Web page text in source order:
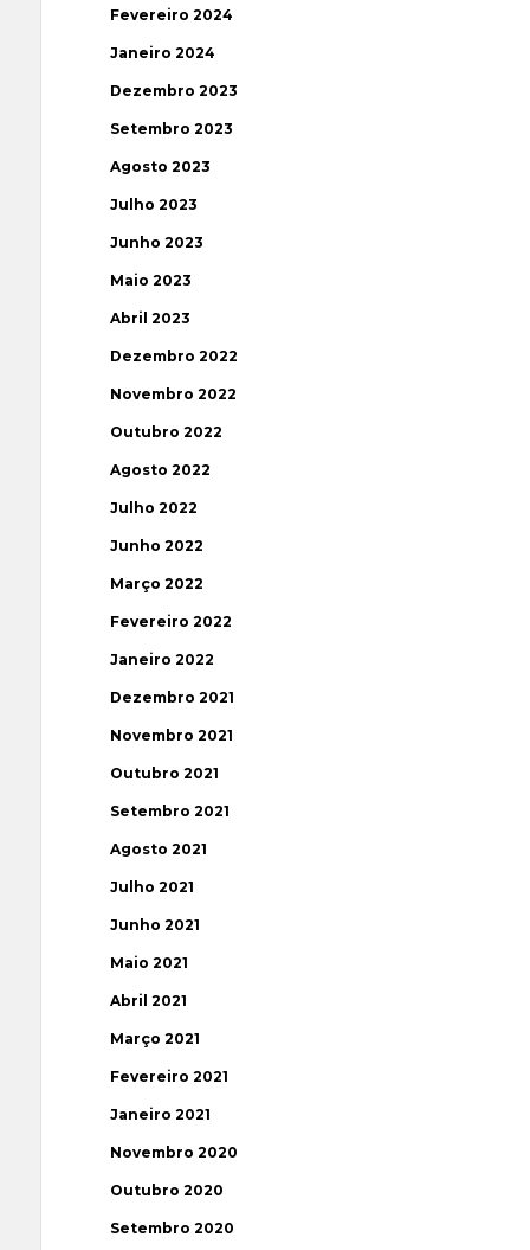
Fevereiro 2024
Janeiro 2024
Dezembro 2023
Setembro 2023
Agosto 2023
Julho 2023
Junho 2023
Maio 2023
Abril 2023
Dezembro 2022
Novembro 2022
Outubro 2022
Agosto 2022
Julho 2022
Junho 2022
Março 2022
Fevereiro 2022
Janeiro 2022
Dezembro 2021
Novembro 2021
Outubro 2021
Setembro 2021
Agosto 2021
Julho 2021
Junho 2021
Maio 2021
Abril 2021
Março 2021
Fevereiro 2021
Janeiro 2021
Novembro 2020
Outubro 2020
Setembro 2020